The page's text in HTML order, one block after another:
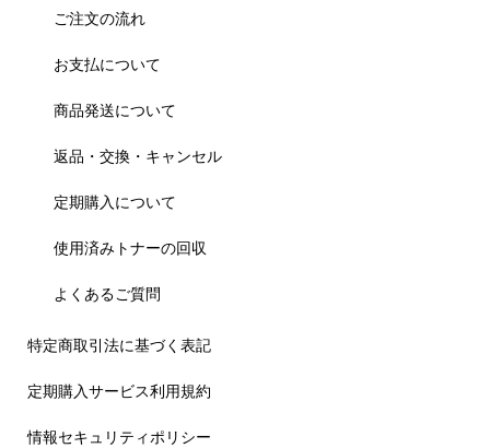
ご注文の流れ
お支払について
商品発送について
返品・交換・キャンセル
定期購入について
使用済みトナーの回収
よくあるご質問
特定商取引法に基づく表記
定期購入サービス利用規約
情報セキュリティポリシー